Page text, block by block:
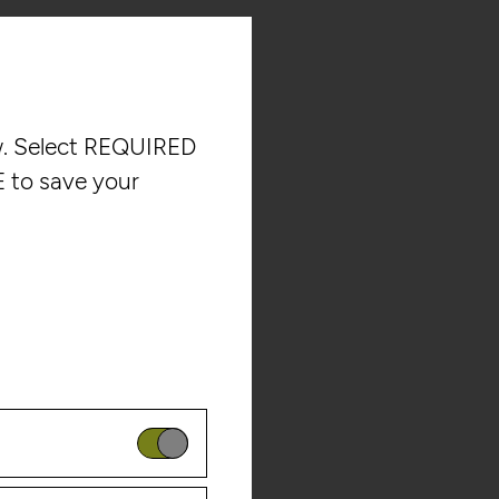
REQUIRED
to save your
website. These